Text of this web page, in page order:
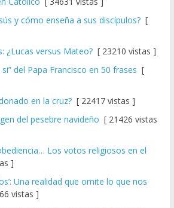
y cómo enseña a sus discípulos?[
¿Lucas versus Mateo?[ 23210 vistas ]
del Papa Francisco en 50 frases [
en la cruz?[ 22417 vistas ]
del pesebre navideño [ 21426 vistas
Los votos religiosos en el
]
Una realidad que omite lo que nos
vistas ]